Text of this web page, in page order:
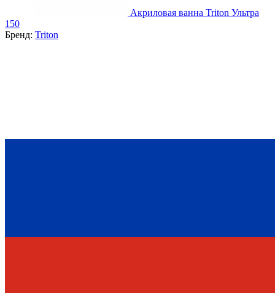
Акриловая ванна Triton Ультра
150
Бренд: Triton